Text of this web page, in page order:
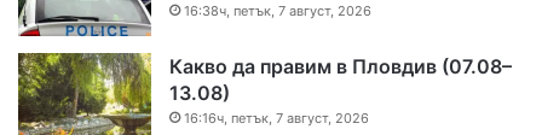
16:38ч, петък, 7 август, 2026
Какво да правим в Пловдив (07.08–
13.08)
16:16ч, петък, 7 август, 2026